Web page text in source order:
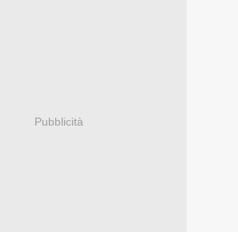
Pubblicità